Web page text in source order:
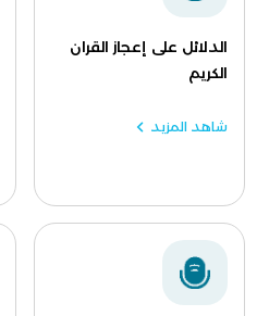
الدلائل على إعجاز القران
الكريم
شاهد المزيد